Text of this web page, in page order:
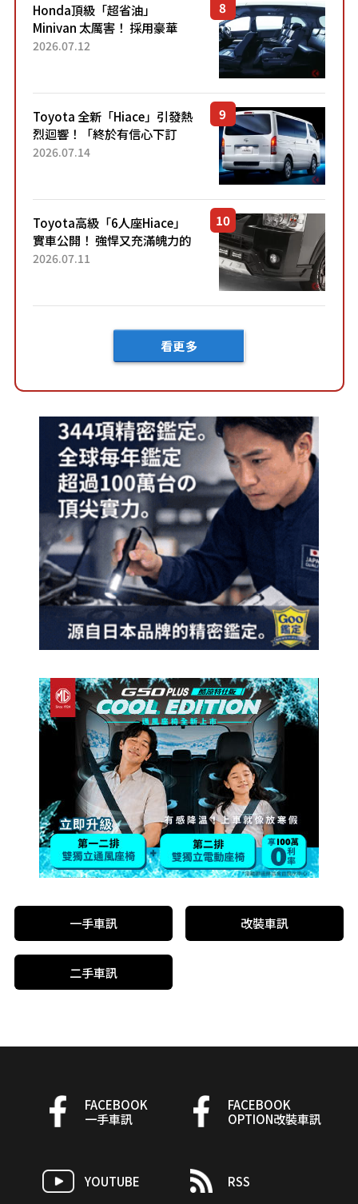
Honda頂級「超省油」
Minivan 太厲害！ 採用豪華
「真皮座椅」與專屬「黑色內
「三...
2026.07.12
Toyota 全新「Hiace」引發熱
烈迴響！「終於有信心下訂
了！」「哪個等級交車最
車？...
2026.07.14
Toyota高級「6人座Hiace」
實車公開！ 強悍又充滿魄力的
「全黑設計」搭配特別「豪華
2026.07.11
看更多
一手車訊 改裝車訊
二手車訊
FACEBOOK
一手車訊
FACEBOOK
OPTION改裝車訊
YOUTUBE RSS